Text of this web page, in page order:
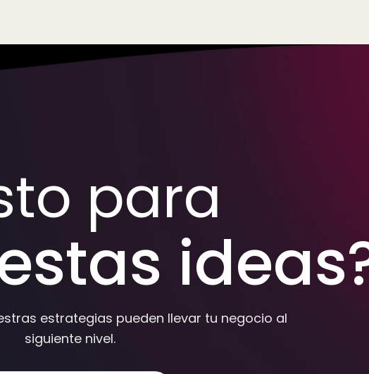
para
estrategias pueden llevar tu negocio al
siguiente nivel.